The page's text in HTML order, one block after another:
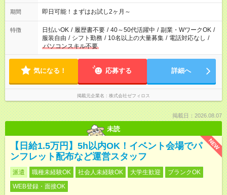
期間 即日可能！まずはお試し2ヶ月～
特徴 日払いOK / 履歴書不要 / 40～50代活躍中 / 副業・WワークOK /
服装自由 / シフト勤務 / 10名以上の大量募集 / 電話対応なし /
パソコンスキル不要
気になる！ 応募する 詳細へ
掲載元企業名 株式会社ゼフィロス
掲載日：2026.08.07
未読
NEW
【日給1.5万円】5h以内OK！イベント会場でパ
ンフレット配布など運営スタッフ
派遣 職種未経験OK 社会人未経験OK 大学生歓迎
ブランクOK
WEB登録・面接OK